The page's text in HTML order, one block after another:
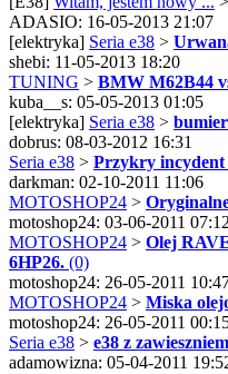
ADASIO: 16-05-2013 21:07
[elektryka] Seria e38 >
shebi: 11-05-2013 18:20
TUNING > BMW M62B44
kuba__s: 05-05-2013 01:05
[elektryka] Seria e38 >
dobrus: 08-03-2012 16:31
Seria e38 > Przykry incydent
darkman: 02-10-2011 11:06
MOTOSHOP24 >
motoshop24: 03-06-2011
MOTOSHOP24 > Olej
6HP26. (0)
motoshop24: 26-05-2011
MOTOSHOP24 > Miska
motoshop24: 26-05-2011
Seria e38 > e38 z
adamowizna: 05-04-2011